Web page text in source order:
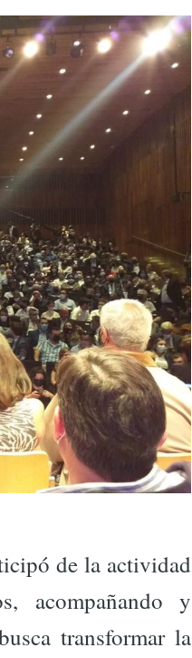
de la actividad
acompañando y
transformar la